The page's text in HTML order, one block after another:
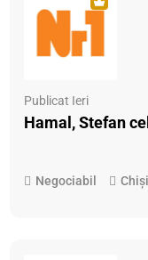
Publicat Ieri
Hamal, Stefan
Negociabil